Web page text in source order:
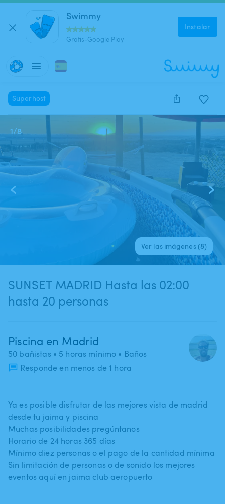
Swimmy
Gratis-Google Play
Instalar
Superhost
1/8
Ver las imágenes (8)
SUNSET MADRID Hasta las 02:00
hasta 20 personas
Piscina en Madrid
50 bañistas • 5 horas mínimo • Baños
Responde en menos de 1 hora
Ya es posible disfrutar de las mejores vista de madrid
desde tu jaima y piscina
Muchas posibilidades pregúntanos
Horario de 24 horas 365 días
Mínimo diez personas o el pago de la cantidad mínima
Sin limitación de personas o de sonido los mejores
eventos aquí en jaima club aeropuerto